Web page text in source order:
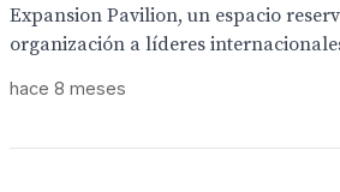
Expansion Pavilion, un espacio
organización a líderes
hace 8 meses